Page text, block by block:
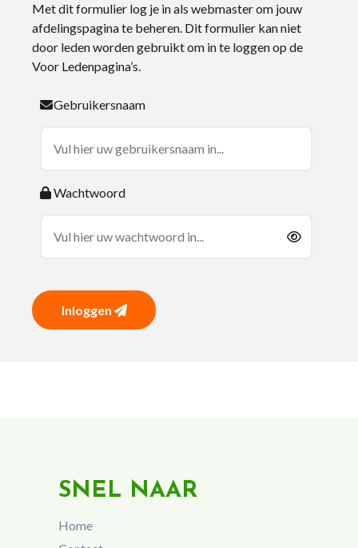
Met dit formulier log je in als webmaster om jouw
afdelingspagina te beheren. Dit formulier kan niet
door leden worden gebruikt om in te loggen op de
Voor Ledenpagina’s.
Gebruikersnaam
Wachtwoord
Inloggen
SNEL NAAR
Home